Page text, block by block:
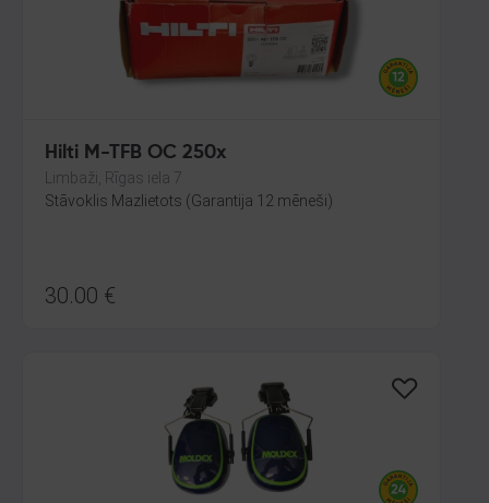
Hilti M-TFB OC 250x
Limbaži, Rīgas iela 7
Stāvoklis Mazlietots (Garantija 12 mēneši)
30.00 €